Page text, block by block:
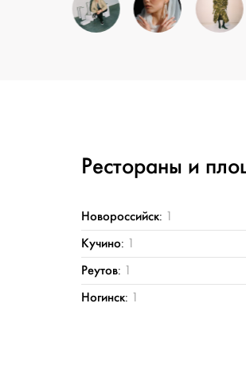
Рестораны и
Новороссийск: 1
Кучино: 1
Реутов: 1
Ногинск: 1